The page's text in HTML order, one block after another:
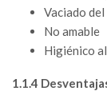
Vaciado
No amable
Higiénico
1.1.4